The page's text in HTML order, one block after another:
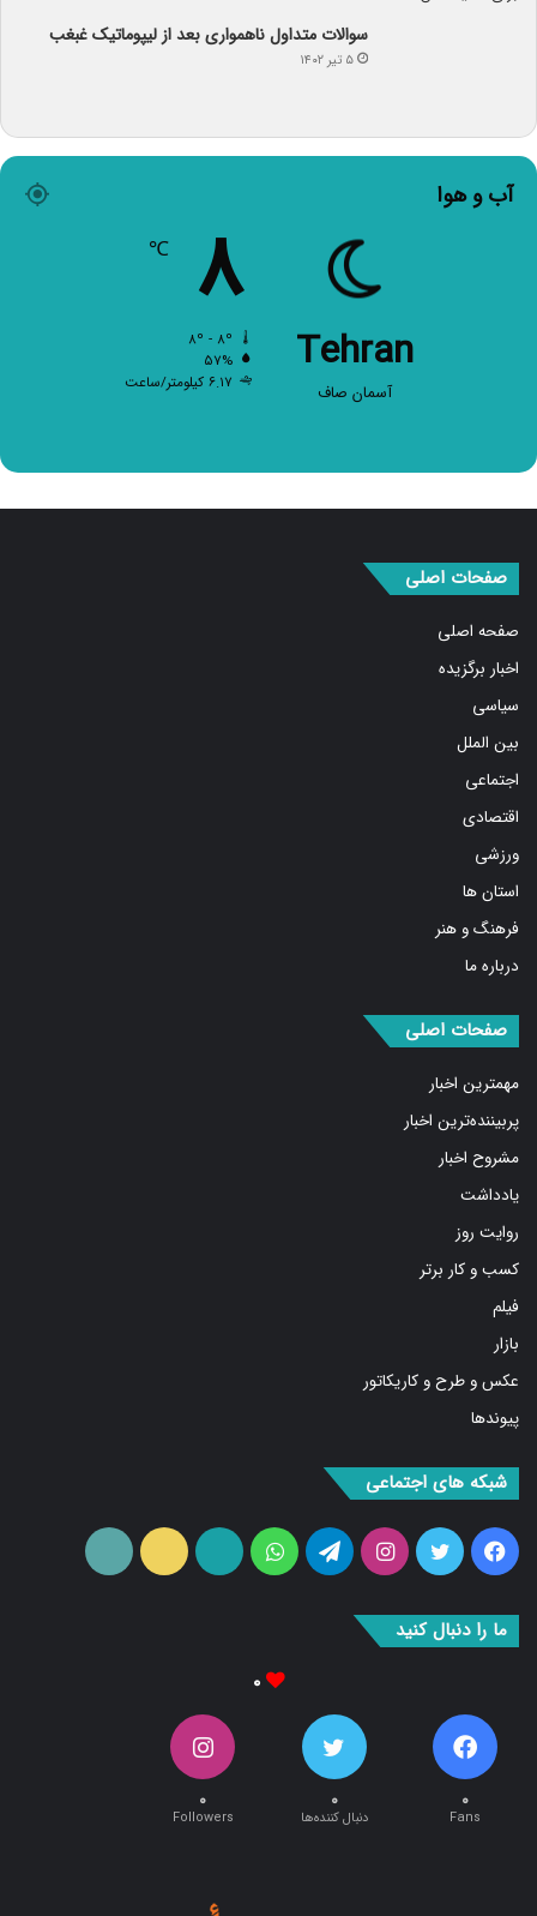
سوالات متداول ناهمواری بعد از لیپوماتیک غبغب
۵ تیر ۱۴۰۲
آب و هوا
Tehran
آسمان صاف
۸ ℃
۵۷%
۶.۱۷ کیلومتر/ساعت
صفحات اصلی
صفحه اصلی
اخبار برگزیده
بین الملل
اجتماعی
اقتصادی
ورزشی
استان ها
فرهنگ و هنر
صفحات اصلی
مهمترین اخبار
پربیننده‌ترین اخبار
مشروح اخبار
یادداشت
روایت روز
کسب و کار برتر
فیلم
بازار
عکس و طرح و کاریکاتور
شبکه های اجتماعی
فیس
بوک
توییتراینستاگرام
تلگرامواتس
آپ
آپارات ایتا
ما را دنبال کنید
۰
Fans
۰
دنبال کننده‌ها
۰
Followers